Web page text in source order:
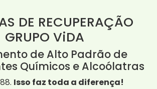
DE RECUPERAÇÃO
GRUPO ViDA
de Alto Padrão de
Químicos e Alcoólatras
Isso faz toda a diferença!